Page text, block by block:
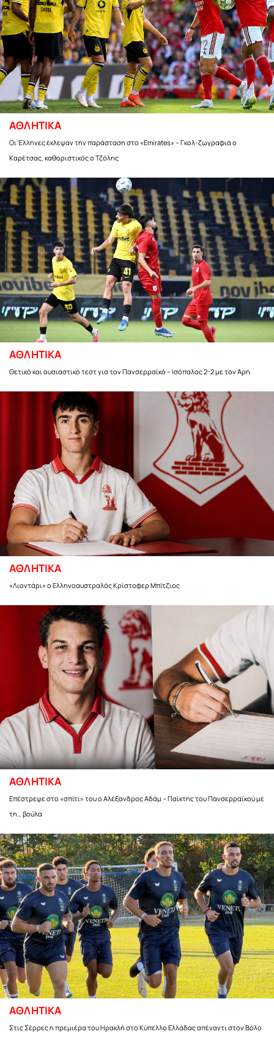
ΑΘΛΗΤΙΚΑ
Οι Έλληνες έκλεψαν την παράσταση στο «Emirates» – Γκολ-ζωγραφιά ο
Καρέτσας, καθοριστικός ο Τζόλης
ΑΘΛΗΤΙΚΑ
Θετικό και ουσιαστικό τεστ για τον Πανσερραϊκό – Ισόπαλος 2-2 με τον Άρη
ΑΘΛΗΤΙΚΑ
«Λιοντάρι» ο Ελληνοαυστραλός Κρίστοφερ Μπίτζιος
ΑΘΛΗΤΙΚΑ
Επέστρεψε στο «σπίτι» του ο Αλέξανδρος Αδάμ – Παίκτης του Πανσερραϊκού με
τη… βούλα
ΑΘΛΗΤΙΚΑ
Στις Σέρρες η πρεμιέρα του Ηρακλή στο Κύπελλο Ελλάδας απέναντι στον Βόλο